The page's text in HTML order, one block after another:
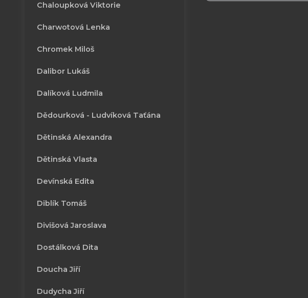
Chaloupková Viktorie
Charwotová Lenka
Chromek Miloš
Dalibor Lukáš
Dalíková Ludmila
Dědourková - Ludvíková Taťána
Dětinská Alexandra
Dětinská Vlasta
Devínská Edita
Diblík Tomáš
Divišová Jaroslava
Dostálková Dita
Doucha Jiří
Dudycha Jiří